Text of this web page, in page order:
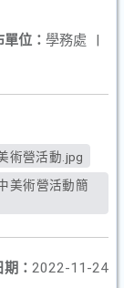
位： 學務處 |
術營活動.jpg
： 2022-11-24